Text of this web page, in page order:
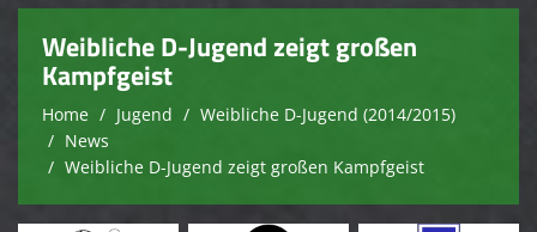
Home
Aktive
Jugend
Spielplan
Weibliche D-Jugend zeigt großen
Kampfgeist
Home Jugend
Weibliche D-Jugend (2014/2015)
News
Weibliche D-Jugend zeigt großen Kampfgeist